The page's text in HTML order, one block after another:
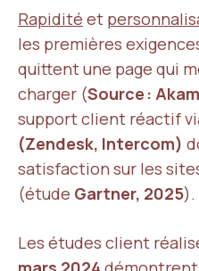
Rapidité et
les premières
quittent une page qui
charger (Source :
support client réactif
(Zendesk, Intercom)
satisfaction sur les
(étude Gartner, 2025).
Les études client